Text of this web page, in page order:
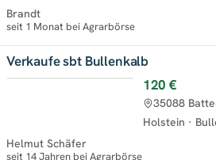
Brandt
seit 1 Monat bei Agrarbörse
Verkaufe sbt Bullenkalb
120 €
Holstein ·
35088
Helmut Schäfer
seit 14 Jahren bei Agrarbörse